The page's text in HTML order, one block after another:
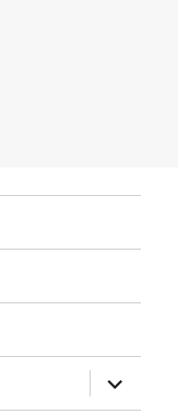
laienda